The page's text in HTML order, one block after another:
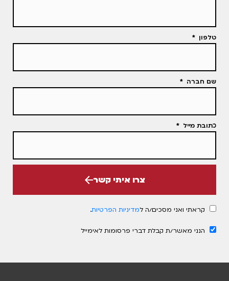
טלפון
שם חברה
כתובת מייל
קראתי ואני מסכים/ה למדיניות הפרטיות.
הנני מאשר/ת קבלת דברי פרסומות לאימייל
צרו איתי קשר